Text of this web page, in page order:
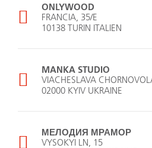
ONLYWOOD
FRANCIA, 35/E
10138 TURIN ITALIEN
MANKA STUDIO
VIACHESLAVA
02000 KYIV UKRAINE
МЕЛОДИЯ МРАМОР
VYSOKYI LN, 15